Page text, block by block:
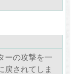
ーの攻撃を一
戻されてしま